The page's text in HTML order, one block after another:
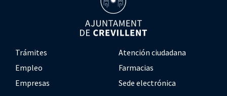
Trámites
Atención ciudadana
Empleo
Farmacias
Empresas
Sede electrónica